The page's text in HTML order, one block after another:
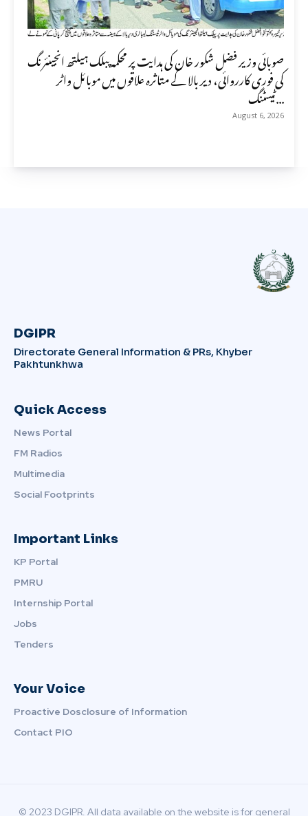
صوبائی وزیر فضل شکور خان کی ہدایت پر محکمہ پبلک ہیلتھ انجینئرنگ
کی فوری کارروائی، دیر بالا کے متاثرہ علاقوں میں موبائل واٹر
ٹیسٹنگ...
August 6, 2026
DGIPR
Directorate General Information & PRs, Khyber
Pakhtunkhwa
Quick Access
News Portal
FM Radios
Multimedia
Social Footprints
Important Links
KP Portal
PMRU
Internship Portal
Jobs
Tenders
Your Voice
Proactive Dosclosure of Information
Contact PIO
© 2023 DGIPR. All data available on the website is for general